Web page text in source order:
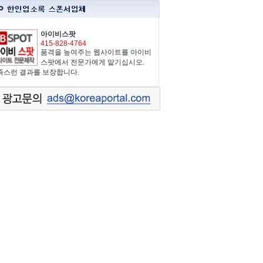
아이비스팟
415-828-4764
품격을 높여주는 웹사이트를 아이비
스팟에서 전문가에게 맡기십시오.
스런 결과를 보장합니다.